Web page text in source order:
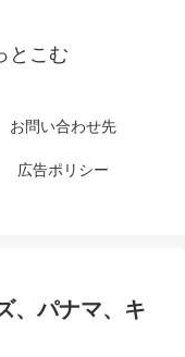
とこむ
お問い合わせ先
広告ポリシー
、パナマ、キ